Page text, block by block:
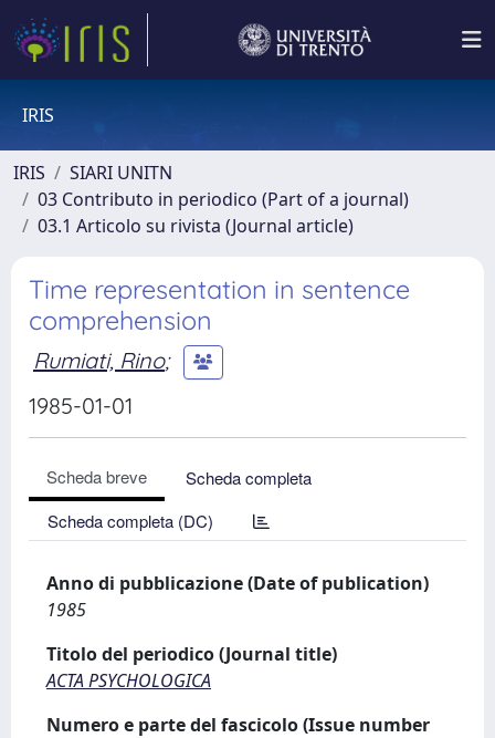
IRIS
IRIS
SIARI UNITN
03 Contributo in periodico (Part of a journal)
03.1 Articolo su rivista (Journal article)
Time representation in sentence
comprehension
Rumiati, Rino;
1985-01-01
Scheda breve
Scheda completa
Scheda completa (DC)
Anno di pubblicazione (Date of publication)
1985
Titolo del periodico (Journal title)
ACTA PSYCHOLOGICA
Numero e parte del fascicolo (Issue number